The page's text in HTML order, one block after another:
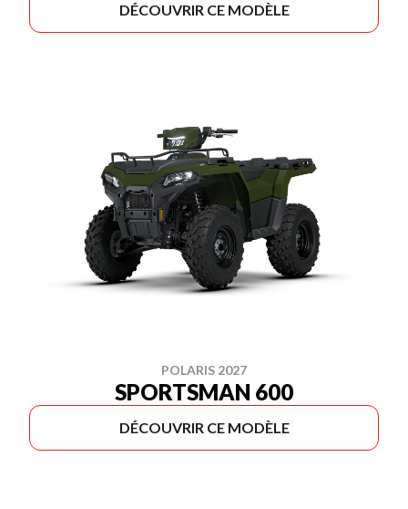
DÉCOUVRIR CE MODÈLE
POLARIS 2027
SPORTSMAN 600
DÉCOUVRIR CE MODÈLE